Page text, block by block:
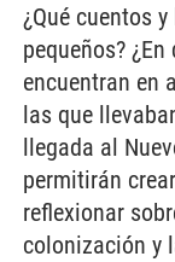
¿Qué cuentos
pequeños?
encuentran en
las que
llegada al
permitirán
reflexionar
colonización y